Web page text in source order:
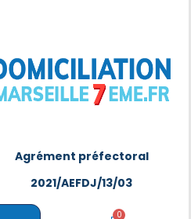
Agrément préfectoral
2021/AEFDJ/13/03